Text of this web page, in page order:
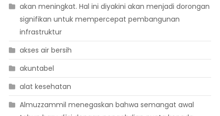
akan meningkat. Hal ini diyakini akan menjadi dorongan
signifikan untuk mempercepat pembangunan
infrastruktur
akses air bersih
akuntabel
alat kesehatan
Almuzzammil menegaskan bahwa semangat awal